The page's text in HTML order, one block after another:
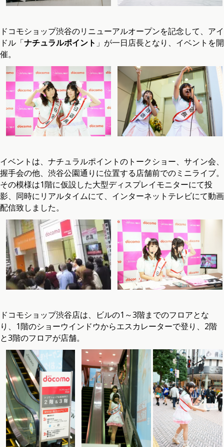
ドコモショップ渋谷のリニューアルオープンを記念して、アイ
ドル「ナチュラルポイント 」が一日店長となり、イベントを開
催。
イベントは、ナチュラルポイントのトークショー、サイン会、
握手会の他、渋谷公園通りに位置する店舗前でのミニライブ。
その模様は1階に仮設した大型ディスプレイモニターにて投
影、同時にリアルタイムにて、インターネットテレビにて動画
配信致しました。
ドコモショップ渋谷店は、ビルの1～3階までのフロアとな
り、1階のショーウインドウからエスカレーターで登り、2階
と3階のフロアが店舗。